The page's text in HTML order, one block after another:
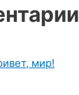
мир!